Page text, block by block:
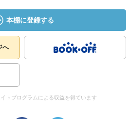
本棚に登録する
へ
トプログラムによる収益を得ています